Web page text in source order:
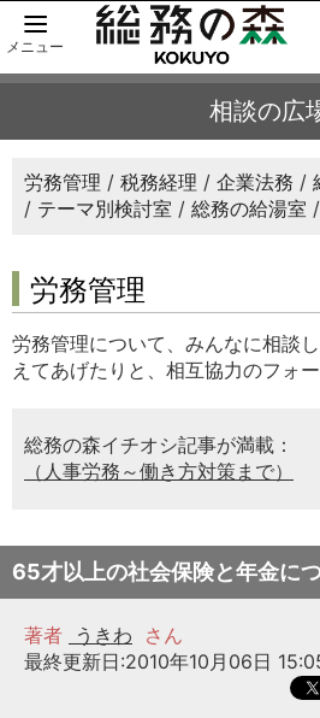
メニュー
相談の広
労務管理 税務経理 企業法務
テーマ別検討室
総務の給湯室
労務管理
労務管理について、みんなに相談
えてあげたりと、相互協力のフォ
総務の森イチオシ記事が満載：
（人事労務～働き方対策まで）
65才以上の社会保険と年金に
著者 うきわ
さん
最終更新日:2010年10月06日